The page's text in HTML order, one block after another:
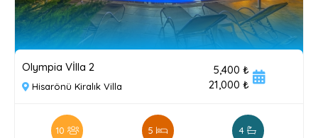
Olympia Vİlla 2
Hisarönü Kiralık Villa
5,400 ₺
21,000 ₺
10 5 4